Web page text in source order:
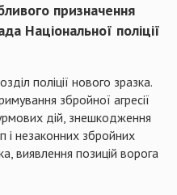
призначення
Національної поліції
поліції нового зразка.
збройної агресії
дій, знешкодження
і незаконних збройних
виявлення позицій ворога